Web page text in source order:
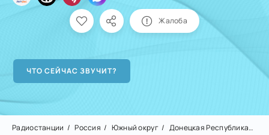
Жалоба
Радиостанции Россия Южный округ Донецкая Республика